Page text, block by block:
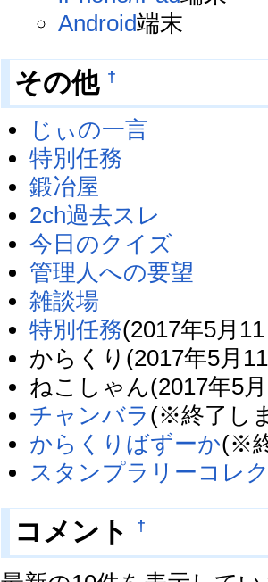
Android端末
その他 †
じぃの一言
特別任務
鍛冶屋
2ch過去スレ
今日のクイズ
管理人への要望
雑談場
特別任務(2017年5月
からくり(2017年5月
ねこしゃん(2017年5
チャンバラ (※終了し
からくりばずーか(※
スタンプラリーコレ
コメント †